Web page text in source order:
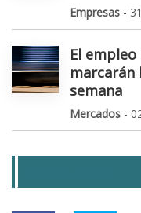
Empresas -
El
marcarán
semana
Mercados -